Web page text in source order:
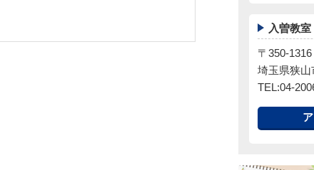
入曽教室
〒350-1316
埼玉県狭山
TEL:04-